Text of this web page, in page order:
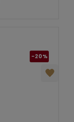
-20%